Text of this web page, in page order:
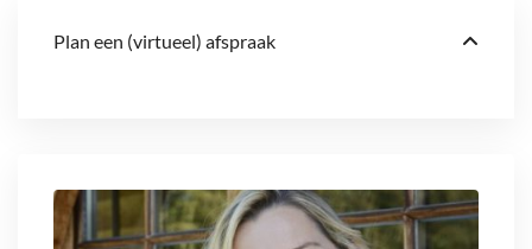
Plan een (virtueel) afspraak